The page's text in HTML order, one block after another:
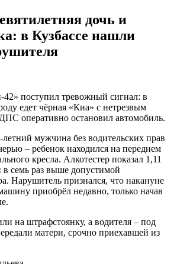
дочь и
в Кузбассе нашли
42» поступил тревожный сигнал: в
едет чёрная «Киа» с нетрезвым
оперативно остановил автомобиль.
летний мужчина без водительских прав
– ребенок находился на переднем
кресла. Алкотестер показал 1,11
семь раз выше допустимой
Нарушитель признался, что накануне
приобрёл недавно, только начав
на штрафстоянку, а водителя – под
матери, срочно приехавшей из